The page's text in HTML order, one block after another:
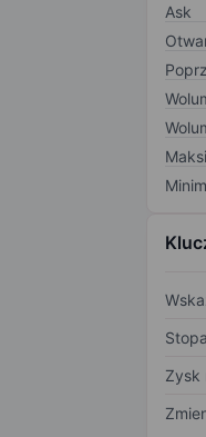
Ask
Zysk